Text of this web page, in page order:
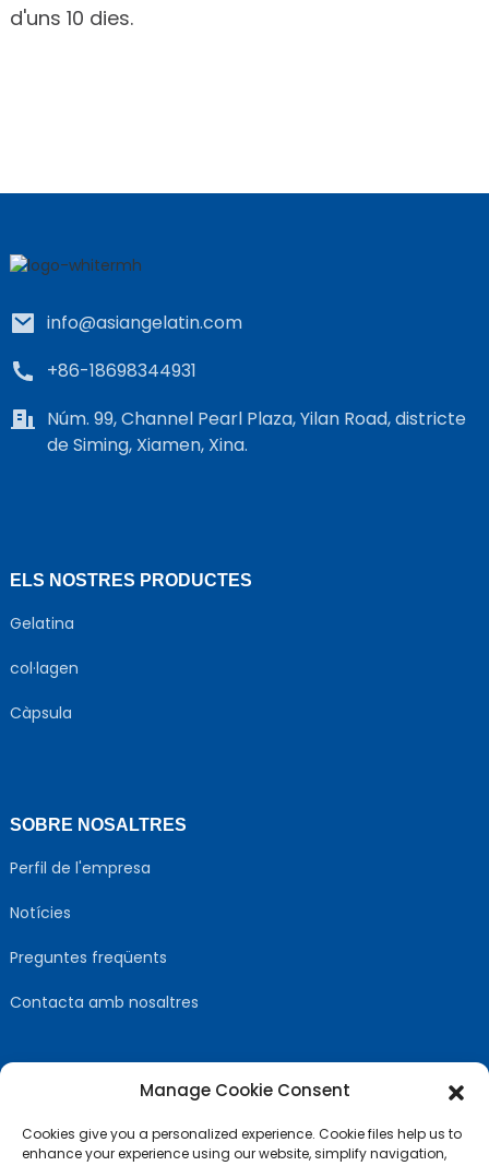
d'uns 10 dies.
info@asiangelatin.com
+86-18698344931
Núm. 99, Channel Pearl Plaza, Yilan Road, districte
de Siming, Xiamen, Xina.
ELS NOSTRES PRODUCTES
Gelatina
col·lagen
Càpsula
SOBRE NOSALTRES
Perfil de l'empresa
Notícies
Preguntes freqüents
Contacta amb nosaltres
Manage Cookie Consent
Cookies give you a personalized experience. Cookie files help us to
enhance your experience using our website, simplify navigation,